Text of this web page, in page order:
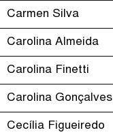
Carmen Silva
Carolina Almeida
Carolina Finetti
Carolina Gonçalves
Cecília Figueiredo